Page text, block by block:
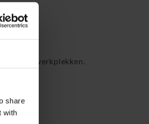
share
with
werkplekken.